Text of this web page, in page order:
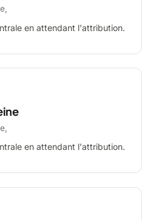
en attendant l'attribution.
en attendant l'attribution.